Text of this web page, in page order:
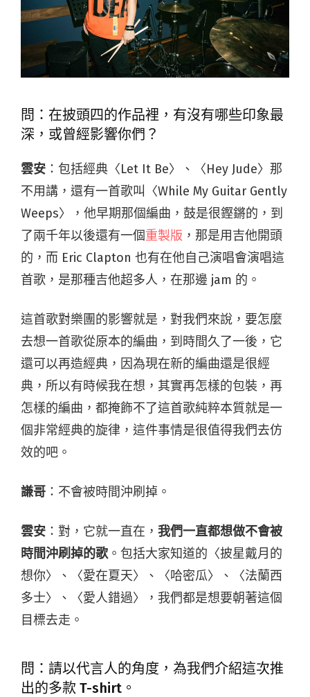
問：在披頭四的作品裡，有沒有哪些印象最
深，或曾經影響你們？
雲安 ：包括經典〈Let It Be〉、〈Hey Jude〉那
不用講，還有一首歌叫〈While My Guitar Gently
Weeps〉，他早期那個編曲，鼓是很鏗鏘的，到
了兩千年以後還有一個重製版 ，那是用吉他開頭
的，而 Eric Clapton 也有在他自己演唱會演唱這
首歌，是那種吉他超多人，在那邊 jam 的。
這首歌對樂團的影響就是，對我們來說，要怎麼
去想一首歌從原本的編曲，到時間久了一後，它
還可以再造經典，因為現在新的編曲還是很經
典，所以有時候我在想，其實再怎樣的包裝，再
怎樣的編曲，都掩飾不了這首歌純粹本質就是一
個非常經典的旋律，這件事情是很值得我們去仿
效的吧。
謙哥 ：不會被時間沖刷掉。
雲安 ：對，它就一直在， 我們一直都想做不會被
時間沖刷掉的歌 。包括大家知道的〈披星戴月的
想你〉、〈愛在夏天〉、〈哈密瓜〉、〈法蘭西
多士〉、〈愛人錯過〉，我們都是想要朝著這個
目標去走。
問：請以代言人的角度，為我們介紹這次推
出的多款 T-shirt。